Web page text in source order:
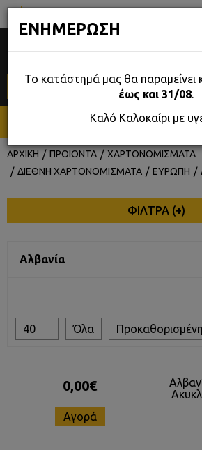
ΜΕΝΟΥ
ΑΡΧΙΚΗ ΠΡΟΙΟΝΤΑ
ΧΑΡΤΟΝΟΜΙΣΜΑΤΑ
ΔΙΕΘΝΗ ΧΑΡΤΟΝΟΜΙΣΜΑΤΑ
ΕΥΡΩΠΗ
ΦΙΛΤΡΑ (+)
Αλβανία
40 Όλα Προκαθορισμένη
0,00€
Αγορά
ΕΝΗΜΕΡΩΣΗ
Το κατάστημά μας θα παραμείνει
έως και 31/08
Καλό Καλοκαίρι με